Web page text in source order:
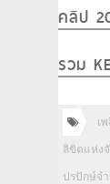
คลิป
รวม
เ
ลิขิตแห่ง
ปรปักษ์จ